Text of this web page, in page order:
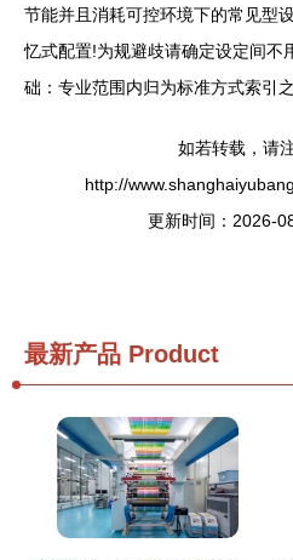
节能并且消耗可控环境下的常见型
忆式配置!为规避歧请确定设定间不
础：专业范围内归为标准方式索引之
如若转载，请
http://
更新时间：2026-
最新产品 Product